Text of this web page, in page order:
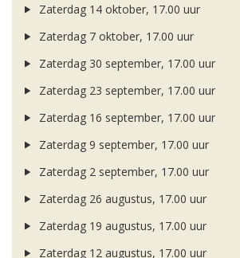
Zaterdag 14 oktober, 17.00 uur
Zaterdag 7 oktober, 17.00 uur
Zaterdag 30 september, 17.00 uur
Zaterdag 23 september, 17.00 uur
Zaterdag 16 september, 17.00 uur
Zaterdag 9 september, 17.00 uur
Zaterdag 2 september, 17.00 uur
Zaterdag 26 augustus, 17.00 uur
Zaterdag 19 augustus, 17.00 uur
Zaterdag 12 augustus, 17.00 uur